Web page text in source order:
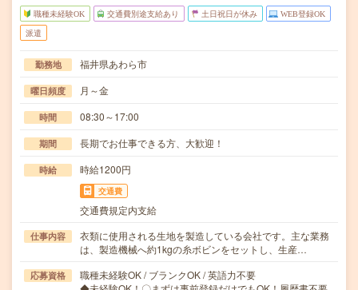
職種未経験OK 交通費別途支給あり 土日祝日が休み WEB登録OK
派遣
勤務地 福井県あわら市
曜日頻度 月～金
時間 08:30～17:00
期間 長期でお仕事できる方、大歓迎！
時給 時給1200円
交通費
交通費規定内支給
仕事内容
衣類に使用される生地を製造している会社です。主な業務
は、製造機械へ約1kgの糸ボビンをセットし、生産…
応募資格
職種未経験OK / ブランクOK / 英語力不要